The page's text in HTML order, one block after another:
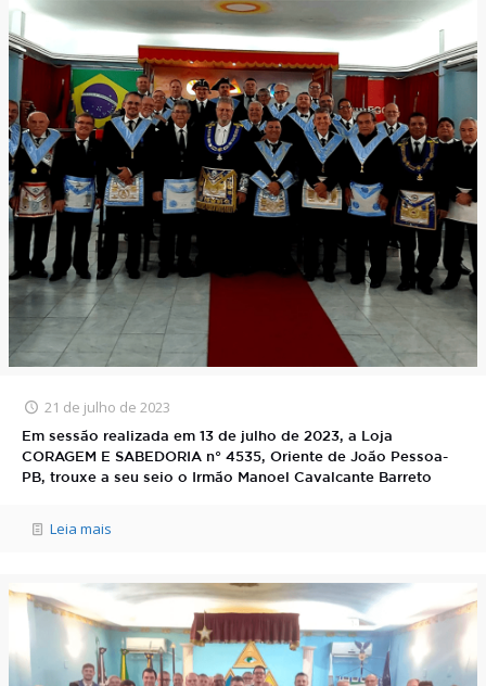
21 de julho de 2023
Em sessão realizada em 13 de julho de 2023, a Loja
CORAGEM E SABEDORIA n° 4535, Oriente de João Pessoa-
PB, trouxe a seu seio o Irmão Manoel Cavalcante Barreto
Leia mais